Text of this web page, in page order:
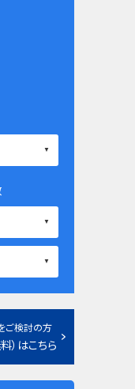
ご検討の方
）はこちら